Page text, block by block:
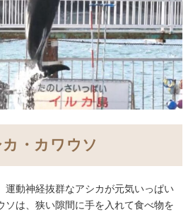
・カワウソ
運動神経抜群なアシカが元気いっぱい
、狭い隙間に手を入れて食べ物を